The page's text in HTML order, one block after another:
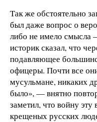
Так же обстоятельно
был даже вопрос о
либо не имело смысла
историк сказал, что
подавляющее
офицеры. Почти все
мусульмане, никаких
было», — внятно
заметил, что войну
крещеных русских